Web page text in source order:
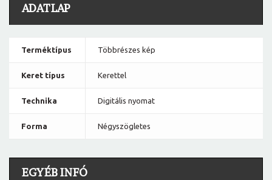
ADATLAP
Terméktípus Többrészes kép
Keret típus Kerettel
Technika Digitális nyomat
Forma Négyszögletes
EGYÉB INFÓ